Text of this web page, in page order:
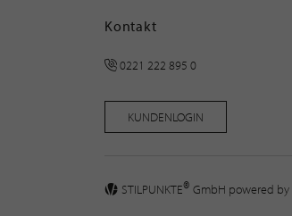
Kontakt
0221 222 895 0
KUNDENLOGIN
STILPUNKTE® GmbH powered by